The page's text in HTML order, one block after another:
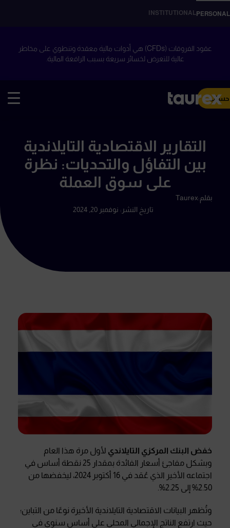
PERSONAL
INSTITUTIONAL
عقود الفروقات (CFDs) هي أدوات مالية معقدة وتنطوي على مخاطر
عالية للتعرض لخسائر سريعة بسبب الرافعة المالية.
حساب
التقارير الاقتصادية التايلاندية
بين التفاؤل والتحديات: نظرة
على سوق العملة
بقلم:Taurex
تاريخ النشر: نوفمبر 20, 2024
خفض البنك المركزي التايلاندي لأول مرة هذا العام
وبشكل مفاجئ أسعار الفائدة بمقدار 25 نقطة أساس في
اجتماعه الأخير الذي عُقد في 16 أكتوبر 2024، ليخفضها من
2.50% إلى 2.25%.
وتُظهر البيانات الاقتصادية التايلاندية الأخيرة نوعًا من التباين؛
حيث ارتفع الناتج الإجمالي المحلي على أساس سنوي في